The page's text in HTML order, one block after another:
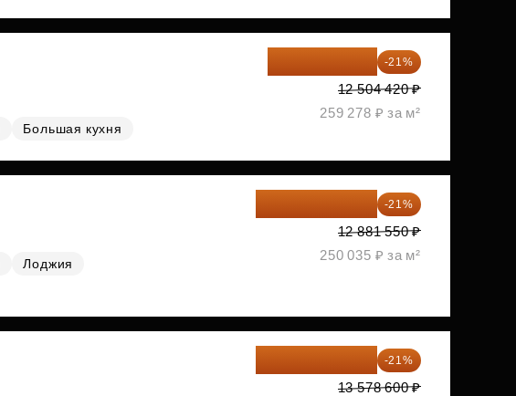
Большая кухня
-21%
12 504 420 ₽
259 278 ₽ за м²
Лоджия
-21%
12 881 550 ₽
250 035 ₽ за м²
-21%
13 578 600 ₽